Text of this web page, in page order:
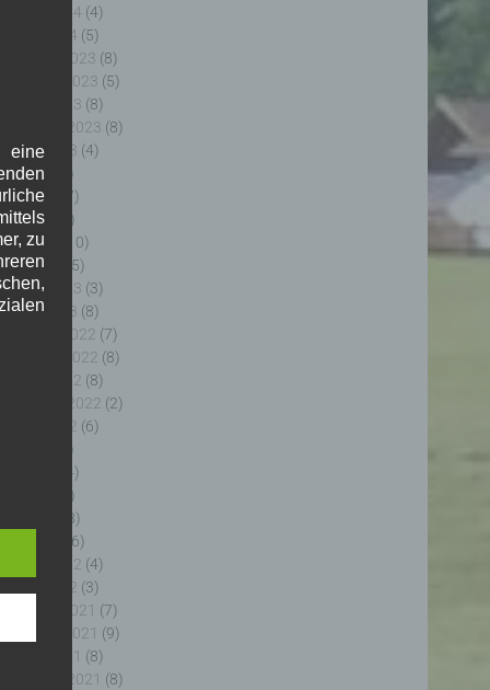
Februar 2024 (4)
Januar 2024 (5)
Dezember 2023 (8)
November 2023 (5)
Oktober 2023 (8)
September 2023 (8)
2023 (4)
2023
(8)
2023
(7)
2023
(8)
2023
(10)
2023
(5)
2023 (3)
2023 (8)
Dezember 2022 (7)
November 2022 (8)
Oktober 2022 (8)
September 2022 (2)
August 2022 (6)
(5)
(4)
2022
(5)
(8)
(6)
Februar 2022 (4)
Januar 2022 (3)
Dezember 2021 (7)
November 2021 (9)
Oktober 2021 (8)
September 2021 (8)
eine
zu